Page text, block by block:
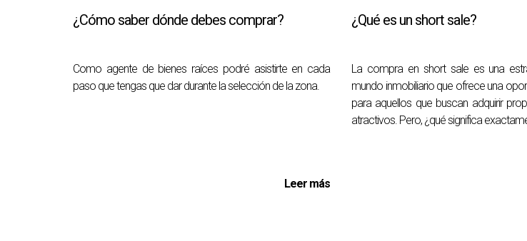
¿Cómo saber dónde debes comprar?
Como agente de bienes raíces podré asistirte en cada
paso que tengas que dar durante la selección de la zona.
Leer más
¿Qué es un short sale?
La compra en short sale es una
mundo inmobiliario que ofrece una
para aquellos que buscan adquirir
atractivos. Pero, ¿qué significa